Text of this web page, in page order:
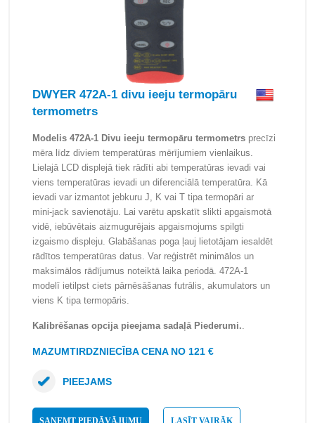
DWYER 472A-1 divu ieeju termopāru
termometrs
Modelis 472A-1 Divu ieeju termopāru termometrs precīzi
mēra līdz diviem temperatūras mērījumiem vienlaikus.
Lielajā LCD displejā tiek rādīti abi temperatūras ievadi vai
viens temperatūras ievadi un diferenciālā temperatūra. Kā
ievadi var izmantot jebkuru J, K vai T tipa termopāri ar
mini-jack savienotāju. Lai varētu apskatīt slikti apgaismotā
vidē, iebūvētais aizmugurējais apgaismojums spilgti
izgaismo displeju. Glabāšanas poga ļauj lietotājam iesaldēt
rādītos temperatūras datus. Var reģistrēt minimālos un
maksimālos rādījumus noteiktā laika periodā. 472A-1
modelī ietilpst ciets pārnēsāšanas futrālis, akumulators un
viens K tipa termopāris.
Kalibrēšanas opcija pieejama sadaļā Piederumi..
MAZUMTIRDZNIECĪBA CENA NO 121 €
SAŅEMT PIEDĀVĀJUMU LASĪT VAIRĀK
PIEEJAMS